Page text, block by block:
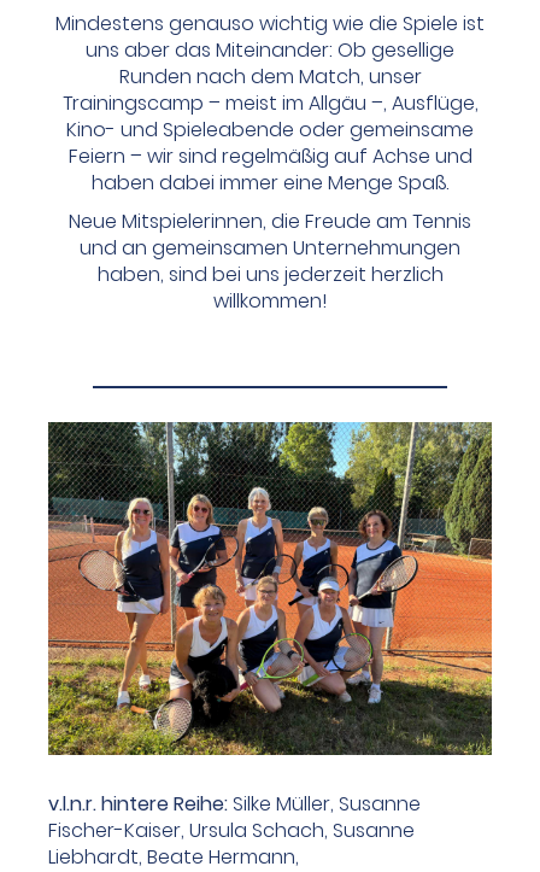
Mindestens genauso wichtig wie die Spiele ist
uns aber das Miteinander: Ob gesellige
Runden nach dem Match, unser
Trainingscamp – meist im Allgäu –, Ausflüge,
Kino- und Spieleabende oder gemeinsame
Feiern – wir sind regelmäßig auf Achse und
haben dabei immer eine Menge Spaß.
Neue Mitspielerinnen, die Freude am Tennis
und an gemeinsamen Unternehmungen
haben, sind bei uns jederzeit herzlich
willkommen!
v.l.n.r. hintere Reihe: Silke Müller, Susanne
Fischer-Kaiser, Ursula Schach, Susanne
Liebhardt, Beate Hermann,